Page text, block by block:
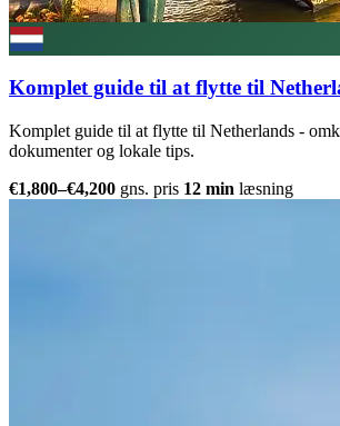
Komplet guide til at flytte til
Komplet guide til at flytte til Netherlands -
dokumenter og lokale tips.
€1,800–€4,200 gns. pris 12 min læsning